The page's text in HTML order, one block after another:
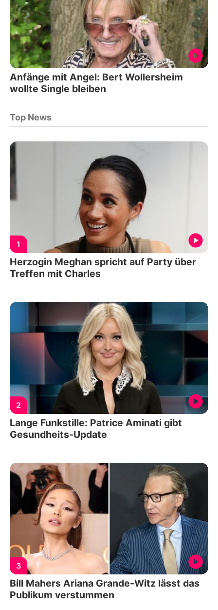
Anfänge mit Angel: Bert Wollersheim
wollte Single bleiben
Top News
1
Herzogin Meghan spricht auf Party über
Treffen mit Charles
2
Lange Funkstille: Patrice Aminati gibt
Gesundheits-Update
3
Bill Mahers Ariana Grande-Witz lässt das
Publikum verstummen